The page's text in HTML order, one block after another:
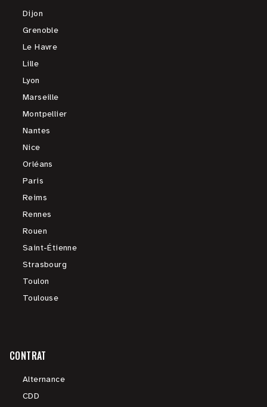
Dijon
Grenoble
Le Havre
Lille
Lyon
Marseille
Montpellier
Nantes
Nice
Orléans
Paris
Reims
Rennes
Rouen
Saint-Étienne
Strasbourg
Toulon
Toulouse
CONTRAT
Alternance
CDD